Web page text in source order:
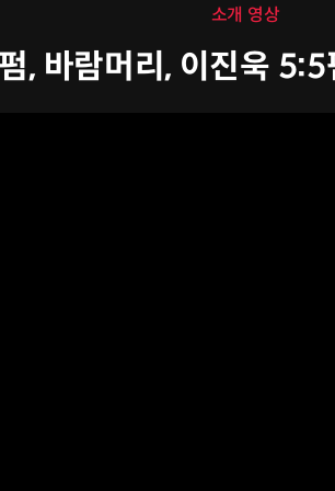
소개 영상
, 바람머리, 이진욱